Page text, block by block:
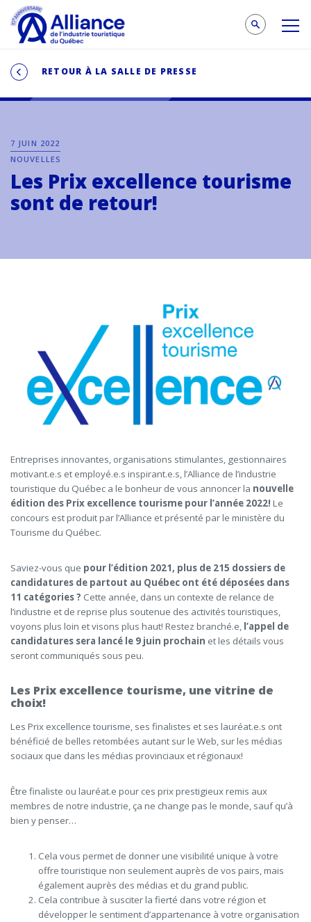
RETOUR À LA SALLE DE PRESSE
7 JUIN 2022
NOUVELLES
Les Prix excellence tourisme
sont de retour!
Entreprises innovantes, organisations stimulantes, gestionnaires
motivant.e.s et employé.e.s inspirant.e.s, l’Alliance de l’industrie
touristique du Québec a le bonheur de vous annoncer la nouvelle
édition des Prix excellence tourisme pour l’année 2022! Le
concours est produit par l’Alliance et présenté par le ministère du
Tourisme du Québec.
Saviez-vous que pour l’édition 2021, plus de 215 dossiers de
candidatures de partout au Québec ont été déposées dans
11 catégories ? Cette année, dans un contexte de relance de
l’industrie et de reprise plus soutenue des activités touristiques,
voyons plus loin et visons plus haut! Restez branché.e, l’appel de
candidatures sera lancé le 9 juin prochain et les détails vous
seront communiqués sous peu.
Les Prix excellence tourisme, une vitrine de
choix!
Les Prix excellence tourisme, ses finalistes et ses lauréat.e.s ont
bénéficié de belles retombées autant sur le Web, sur les médias
sociaux que dans les médias provinciaux et régionaux!
Être finaliste ou lauréat.e pour ces prix prestigieux remis aux
membres de notre industrie, ça ne change pas le monde, sauf qu’à
bien y penser…
Cela vous permet de donner une visibilité unique à votre
offre touristique non seulement auprès de vos pairs, mais
également auprès des médias et du grand public.
Cela contribue à susciter la fierté dans votre région et
développer le sentiment d’appartenance à votre organisation